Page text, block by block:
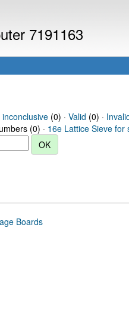
7191163
(0) · Valid (0) ·
(0) · 16e Lattice Sieve for
Boards